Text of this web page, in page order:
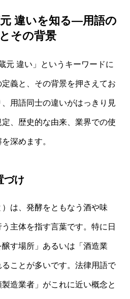
元 違いを知る—用語の
その背景
元 違い」というキーワードに
義と、その背景を押さえてお
用語同士の違いがはっきり見
、歴史的な由来、業界での使
深めます。
づけ
は、発酵をともなう酒や味
主体を指す言葉です。特に日
す場所」あるいは「酒造業
ことが多いです。法律用語で
造業者」がこれに近い概念と